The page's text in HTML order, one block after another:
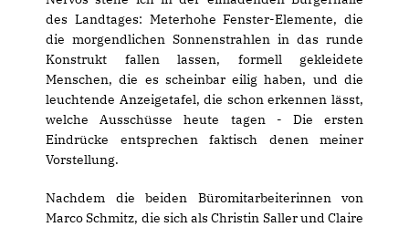
des Landtages: Meterhohe Fenster-Elemente, die
die morgendlichen Sonnenstrahlen in das runde
Konstrukt fallen lassen, formell gekleidete
Menschen, die es scheinbar eilig haben, und die
leuchtende Anzeigetafel, die schon erkennen lässt,
welche Ausschüsse heute tagen - Die ersten
Eindrücke entsprechen faktisch denen meiner
Vorstellung.
Nachdem die beiden Büromitarbeiterinnen von
Marco Schmitz, die sich als Christin Saller und Claire